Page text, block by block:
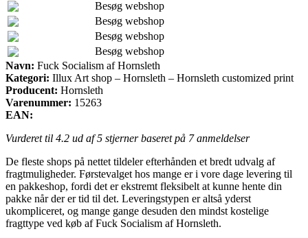
Besøg webshop
Besøg webshop
Besøg webshop
Besøg webshop
Navn: Fuck Socialism af Hornsleth
Kategori: Illux Art shop – Hornsleth – Hornsleth customized print
Producent: Hornsleth
Varenummer: 15263
EAN:
Vurderet til 4.2 ud af 5 stjerner baseret på 7anmeldelser
De fleste shops på nettet tildeler efterhånden et bredt udvalg af
fragtmuligheder. Førstevalget hos mange er i vore dage levering til
en pakkeshop, fordi det er ekstremt fleksibelt at kunne hente din
pakke når der er tid til det. Leveringstypen er altså yderst
ukompliceret, og mange gange desuden den mindst kostelige
fragttype ved køb af Fuck Socialism af Hornsleth.